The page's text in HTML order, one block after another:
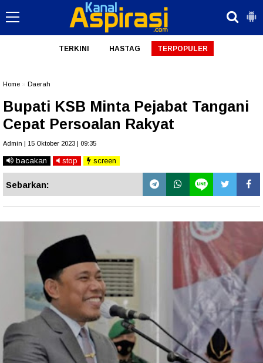
TERKINI HASTAG TERPOPULER
Home Daerah
Bupati KSB Minta Pejabat Tangani
Cepat Persoalan Rakyat
Admin | 15 Oktober 2023 | 09:35
bacakan stop screen
Sebarkan: